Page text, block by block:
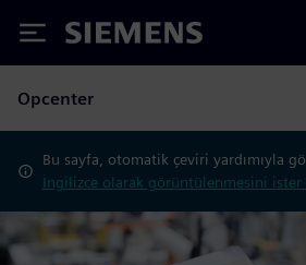
Siemens
Opcenter
Bu sayfa, otomatik çeviri yardımıyla
İngilizce olarak görüntülenmesini ister